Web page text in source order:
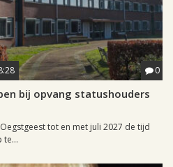
0
bij opvang statushouders
tot en met juli 2027 de tijd
te...